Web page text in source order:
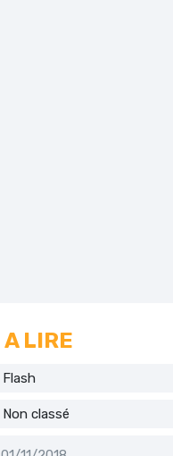
A LIRE
Flash
Non classé